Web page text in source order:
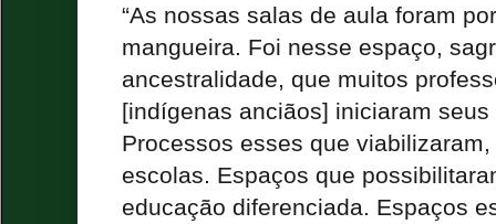
“As nossas salas de aula foram
mangueira. Foi nesse espaço,
ancestralidade, que muitos
[indígenas anciãos] iniciaram
Processos esses que
escolas. Espaços que
educação diferenciada. Espaços